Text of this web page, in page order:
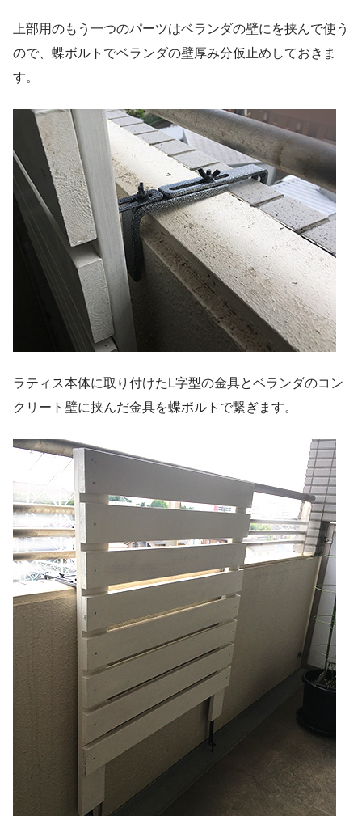
上部用のもう一つのパーツはベランダの壁にを挟んで使う
ので、蝶ボルトでベランダの壁厚み分仮止めしておきま
す。
ラティス本体に取り付けたL字型の金具とベランダのコン
クリート壁に挟んだ金具を蝶ボルトで繋ぎます。